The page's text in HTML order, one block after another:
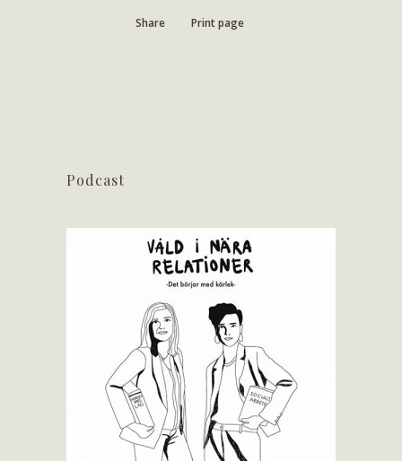
Share Print page
Podcast